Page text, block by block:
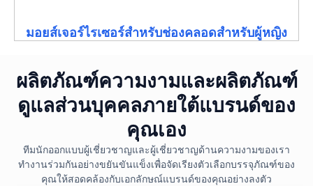
มอยส์เจอร์ไรเซอร์สำหรับช่องคลอดสำหรับผู้หญิง
ผลิตภัณฑ์ความงามและผลิตภัณฑ์
ดูแลส่วนบุคคลภายใต้แบรนด์ของ
คุณเอง
ทีมนักออกแบบผู้เชี่ยวชาญและผู้เชี่ยวชาญด้านความงามของเรา
ทำงานร่วมกันอย่างขยันขันแข็งเพื่อจัดเรียงตัวเลือกบรรจุภัณฑ์ของ
คุณให้สอดคล้องกับเอกลักษณ์แบรนด์ของคุณอย่างลงตัว